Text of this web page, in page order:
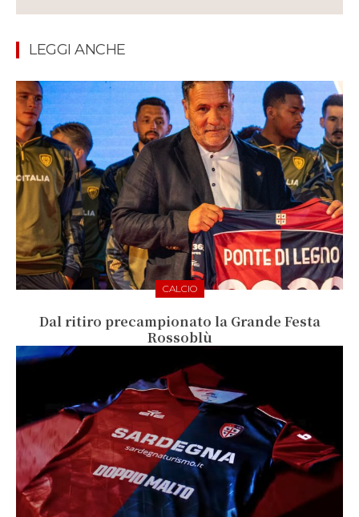
LEGGI ANCHE
CALCIO
Dal ritiro precampionato la Grande Festa
Rossoblù